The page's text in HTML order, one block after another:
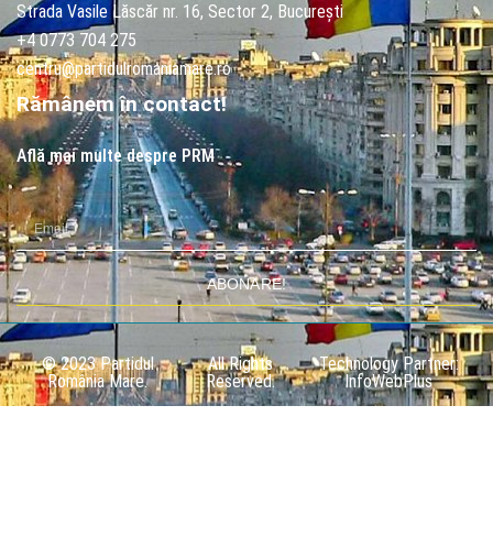
Strada Vasile Lăscăr nr. 16, Sector 2, București
+4 0773 704 275
centru@partidulromaniamare.ro
Rămânem în contact!
Află mai multe despre PRM
ABONARE!
© 2023 Partidul
România Mare.
All Rights
Reserved.
Technology Partner:
InfoWebPlus